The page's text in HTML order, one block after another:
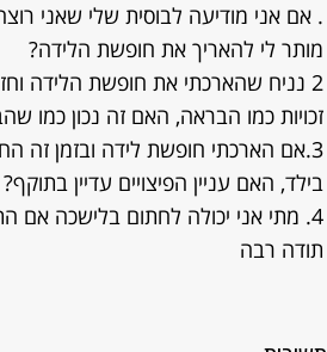
. אם אני מודיעה לבוסית שלי שאני
מותר לי להאריך את חופשת הלידה?
2 נניח שהארכתי את חופשת הלידה
זכויות כמו הבראה, האם זה נכון כמו
3.אם הארכתי חופשת לידה ובזמן זה
בילד, האם עניין הפיצויים עדיין בתוקף?
4. מתי אני יכולה לחתום בלישכה אם התפטרתי לצורך טיפול בילד?
תודה רבה